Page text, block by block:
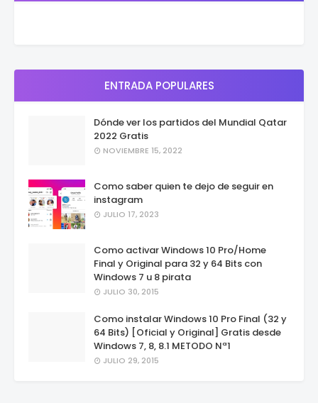
ENTRADA POPULARES
Dónde ver los partidos del Mundial Qatar
2022 Gratis
NOVIEMBRE 15, 2022
Como saber quien te dejo de seguir en
instagram
JULIO 17, 2023
Como activar Windows 10 Pro/Home
Final y Original para 32 y 64 Bits con
Windows 7 u 8 pirata
JULIO 30, 2015
Como instalar Windows 10 Pro Final (32 y
64 Bits) [Oficial y Original] Gratis desde
Windows 7, 8, 8.1 METODO Nª1
JULIO 29, 2015